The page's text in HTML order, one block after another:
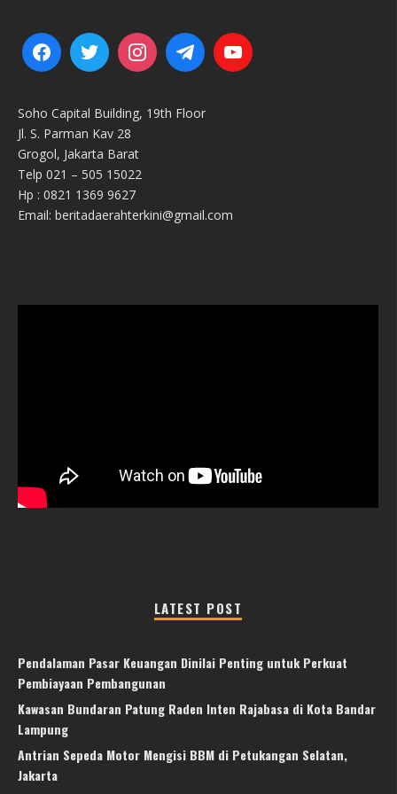
Soho Capital Building, 19th Floor
Jl. S. Parman Kav 28
Grogol, Jakarta Barat
Telp 021 – 505 15022
Hp : 0821 1369 9627
Email: beritadaerahterkini@gmail.com
LATEST POST
Pendalaman Pasar Keuangan Dinilai Penting untuk Perkuat
Pembiayaan Pembangunan
Kawasan Bundaran Patung Raden Inten Rajabasa di Kota Bandar
Lampung
Antrian Sepeda Motor Mengisi BBM di Petukangan Selatan,
Jakarta